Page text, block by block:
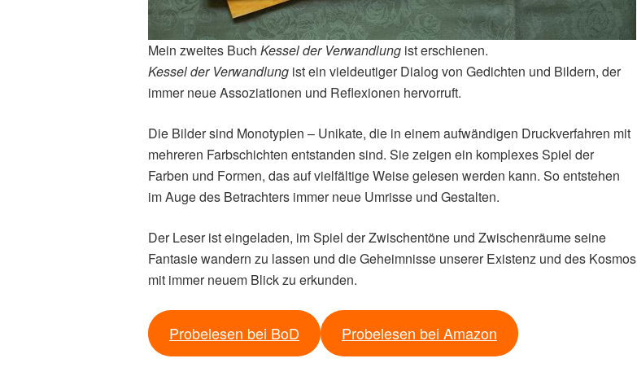
Mein zweites Buch Kessel der Verwandlung ist erschienen.
Kessel der Verwandlung ist ein vieldeutiger Dialog von Gedichten und Bildern, der
immer neue Assoziationen und Reflexionen hervorruft.
Die Bilder sind Monotypien – Unikate, die in einem aufwändigen Druckverfahren mit
mehreren Farbschichten entstanden sind. Sie zeigen ein komplexes Spiel der
Farben und Formen, das auf vielfältige Weise gelesen werden kann. So entstehen
im Auge des Betrachters immer neue Umrisse und Gestalten.
Der Leser ist eingeladen, im Spiel der Zwischentöne und Zwischenräume seine
Fantasie wandern zu lassen und die Geheimnisse unserer Existenz und des Kosmos
mit immer neuem Blick zu erkunden.
Probelesen bei BoD Probelesen bei Amazon